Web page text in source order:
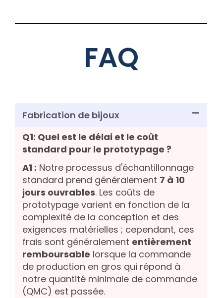
FAQ
Fabrication de bijoux
Q1: Quel est le délai et le coût
standard pour le prototypage ?
A1 : Notre processus d'échantillonnage
standard prend généralement 7 à 10
jours ouvrables. Les coûts de
prototypage varient en fonction de la
complexité de la conception et des
exigences matérielles ; cependant, ces
frais sont généralement entièrement
remboursable lorsque la commande
de production en gros qui répond à
notre quantité minimale de commande
(QMC) est passée.